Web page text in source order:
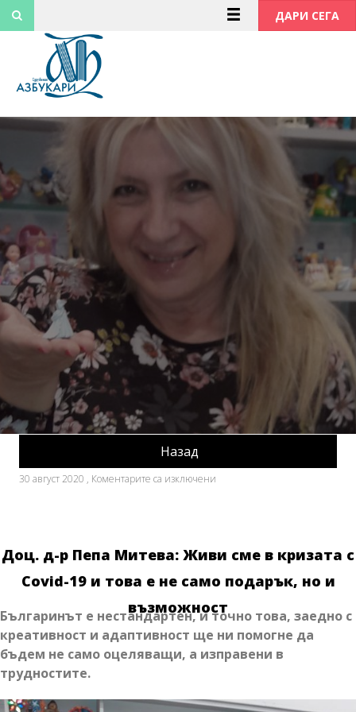
Към
съдържанието
ДАРИ СЕГА
Доц. д-р Пепа Митева: Живи сме в кризата с
Covid-19 и това е не само подарък, но и
възможност
Назад
30 август 2020 , Коментарите са изключени
Живи
в
кризата
с
Covid-
и
не
Българинът е нестандартен, и точно това, заедно с
креативност и адаптивност ще ни помогне да
бъдем не само оцеляващи, а изправени в
трудностите.